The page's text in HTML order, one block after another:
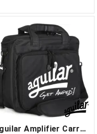
Aguilar Amplifier Carry Bag